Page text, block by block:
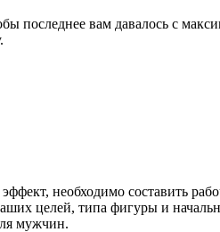
последнее вам давалось с
необходимо составить
целей, типа фигуры и
мужчин.